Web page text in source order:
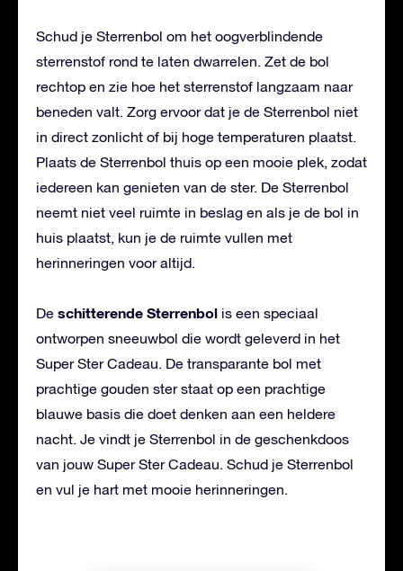
Schud je Sterrenbol om het oogverblindende
sterrenstof rond te laten dwarrelen. Zet de bol
rechtop en zie hoe het sterrenstof langzaam naar
beneden valt. Zorg ervoor dat je de Sterrenbol niet
in direct zonlicht of bij hoge temperaturen plaatst.
Plaats de Sterrenbol thuis op een mooie plek, zodat
iedereen kan genieten van de ster. De Sterrenbol
neemt niet veel ruimte in beslag en als je de bol in
huis plaatst, kun je de ruimte vullen met
herinneringen voor altijd.
De schitterende Sterrenbol is een speciaal
ontworpen sneeuwbol die wordt geleverd in het
Super Ster Cadeau. De transparante bol met
prachtige gouden ster staat op een prachtige
blauwe basis die doet denken aan een heldere
nacht. Je vindt je Sterrenbol in de geschenkdoos
van jouw Super Ster Cadeau. Schud je Sterrenbol
en vul je hart met mooie herinneringen.